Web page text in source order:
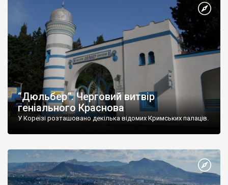
“Дюльбер”. Черговий витвір
геніального Краснова
У Кореїзі розташовано декілька відомих Кримських палаців.